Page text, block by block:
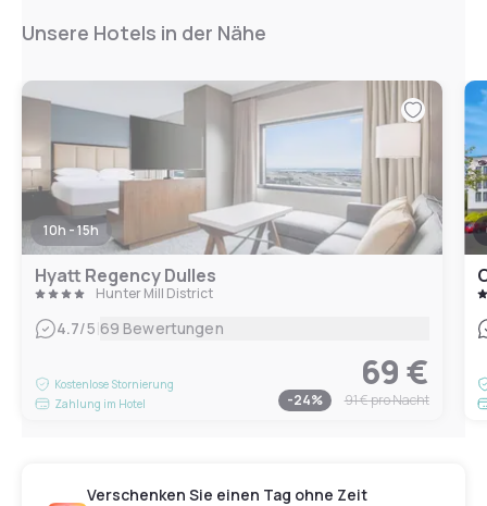
Unsere Hotels in der Nähe
10h - 15h
Hyatt Regency Dulles
Hunter Mill District
4.7/5|69 Bewertungen
Kostenlose Stornierung
Zahlung im Hotel
69 €
-24% 91 €pro Nacht
Verschenken Sie einen Tag ohne Zeit